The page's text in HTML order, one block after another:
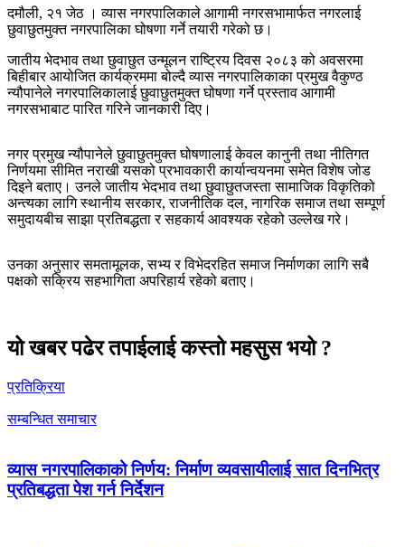
दमौली, २१ जेठ । व्यास नगरपालिकाले आगामी नगरसभामार्फत नगरलाई
छुवाछुतमुक्त नगरपालिका घोषणा गर्ने तयारी गरेको छ।
जातीय भेदभाव तथा छुवाछुत उन्मूलन राष्ट्रिय दिवस २०८३ को अवसरमा
बिहीबार आयोजित कार्यक्रममा बोल्दै व्यास नगरपालिकाका प्रमुख वैकुण्ठ
न्यौपानेले नगरपालिकालाई छुवाछुतमुक्त घोषणा गर्ने प्रस्ताव आगामी
नगरसभाबाट पारित गरिने जानकारी दिए।
नगर प्रमुख न्यौपानेले छुवाछुतमुक्त घोषणालाई केवल कानुनी तथा नीतिगत
निर्णयमा सीमित नराखी यसको प्रभावकारी कार्यान्वयनमा समेत विशेष जोड
दिइने बताए। उनले जातीय भेदभाव तथा छुवाछुतजस्ता सामाजिक विकृतिको
अन्त्यका लागि स्थानीय सरकार, राजनीतिक दल, नागरिक समाज तथा सम्पूर्ण
समुदायबीच साझा प्रतिबद्धता र सहकार्य आवश्यक रहेको उल्लेख गरे।
उनका अनुसार समतामूलक, सभ्य र विभेदरहित समाज निर्माणका लागि सबै
पक्षको सक्रिय सहभागिता अपरिहार्य रहेको बताए।
यो खबर पढेर तपाईलाई कस्तो महसुस भयो ?
प्रतिक्रिया
सम्बन्धित समाचार
व्यास नगरपालिकाको निर्णय: निर्माण व्यवसायीलाई सात दिनभित्र
प्रतिबद्धता पेश गर्न निर्देशन